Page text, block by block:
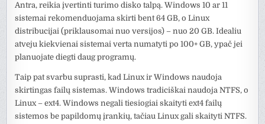
Antra, reikia įvertinti turimo disko talpą. Windows 10 ar 11
sistemai rekomenduojama skirti bent 64 GB, o Linux
distribucijai (priklausomai nuo versijos) – nuo 20 GB. Idealiu
atveju kiekvienai sistemai verta numatyti po 100+ GB, ypač jei
planuojate diegti daug programų.
Taip pat svarbu suprasti, kad Linux ir Windows naudoja
skirtingas failų sistemas. Windows tradiciškai naudoja NTFS, o
Linux – ext4. Windows negali tiesiogiai skaityti ext4 failų
sistemos be papildomų įrankių, tačiau Linux gali skaityti NTFS.